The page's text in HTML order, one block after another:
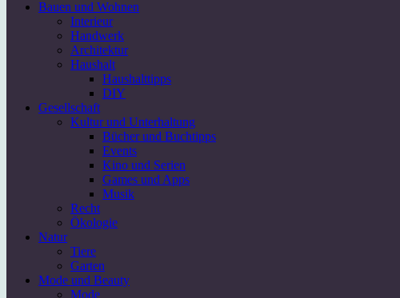
Bauen und Wohnen
Interieur
Handwerk
Architektur
Haushalt
Haushalttipps
DIY
Gesellschaft
Kultur und Unterhaltung
Bücher und Buchtipps
Events
Kino und Serien
Games und Apps
Musik
Recht
Ökologie
Natur
Tiere
Garten
Mode und Beauty
Mode